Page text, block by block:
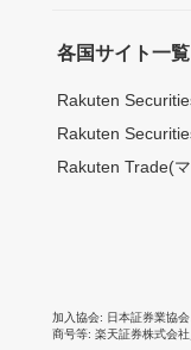
各国サイト一
Rakuten
Rakuten
Rakuten Trade(
加入協会 日本証券業協会
商号等 楽天証券株式会